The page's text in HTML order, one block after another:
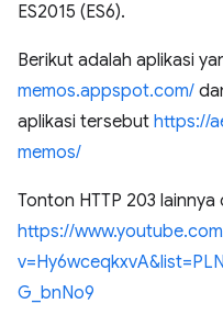
ES2015 (ES6).
Berikut adalah aplikasi
memos.appspot.com/
aplikasi tersebut https://
memos/
Tonton HTTP 203 lainnya
https://
G_bnNo9